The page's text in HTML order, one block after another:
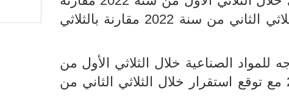
بالثلاثي الرابع من سنة 2021 مع توقع تحسن في الثلاثي الثاني من سنة 2022 مقارنة بالثلاثي
الصناعية خلال الثلاثي الأول من
سنة 2022 بالمقارنة مع الثلاثي الرابع من سنة 2021 مع توقع استقرار خلال الثلاثي الثاني من